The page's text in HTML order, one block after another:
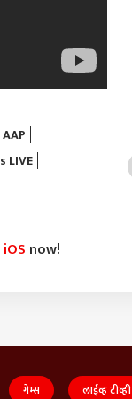
AAP
LIVE
iOS now!
गेम्स लाईव्ह टीव्ही